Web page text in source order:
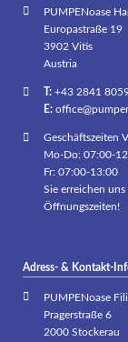
PUMPENoase
Europastraße 19
3902 Vitis
Austria
T:+43 2841
E:
Geschäftszeiten
Mo-Do: 07:00-
Fr: 07:00-13:00
Sie erreichen
Öffnungszeiten!
Adress- & Kontakt-
PUMPENoase
Pragerstraße 6
2000 Stockerau